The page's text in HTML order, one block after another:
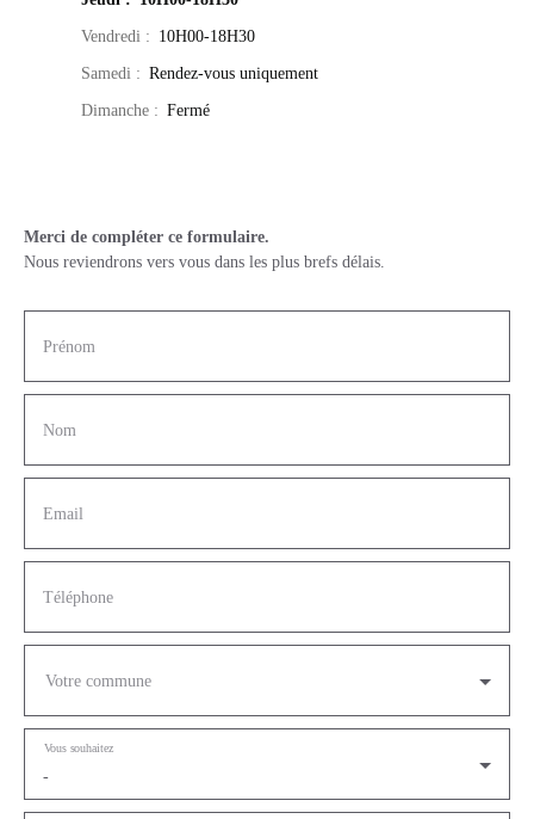
Vendredi : 10H00-18H30
Samedi : Rendez-vous uniquement
Dimanche : Fermé
Merci de compléter ce formulaire.
Nous reviendrons vers vous dans les plus brefs délais.
Prénom
Nom
Email
Téléphone
Votre commune
-
Vous souhaitez